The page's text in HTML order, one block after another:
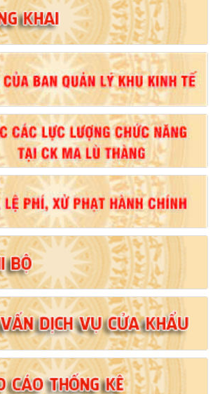
CP
định chi tiết thi hành một số điều của Luật
2024)
CP
định về tiền sử dụng đất, tiền thuê đất)
2024)
khai thi hành Luật Đất đai năm 2024)
2024)
định về giá đất)
2024)